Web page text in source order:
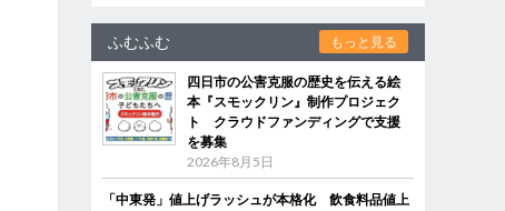
ふむふむ もっと見る
四日市の公害克服の歴史を伝える絵
本『スモックリン』制作プロジェク
ト クラウドファンディングで支援
を募集
2026年8月5日
「中東発」値上げラッシュが本格化 飲食料品値上